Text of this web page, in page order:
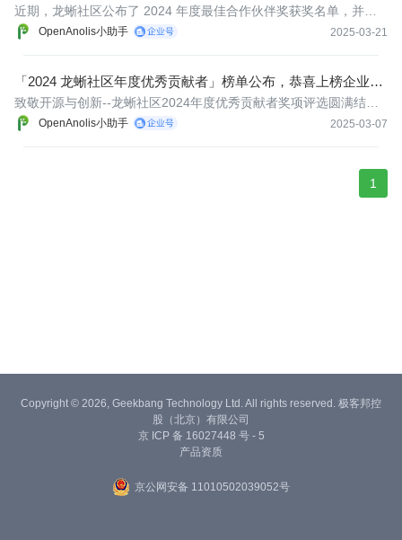
贡献厂商实力登榜
OpenAnolis小助手 2025-03-21
近期，龙蜥社区公布了 2024 年度最佳合作伙伴奖获奖名单，并在
杭州举行了颁奖仪式。
「2024 龙蜥社区年度优秀贡献者」榜单公布，恭喜上榜企业和
个人
OpenAnolis小助手 2025-03-07
致敬开源与创新--龙蜥社区2024年度优秀贡献者奖项评选圆满结
束，并于2月28日举办了颁奖典礼。恭喜所有获奖的个人和组织，同
1
Copyright © 2026, Geekbang Technology Ltd. All rights reserved. 极客邦控
股（北京）有限公司
京 ICP 备 16027448 号 - 5
产品资质
京公网安备 11010502039052号